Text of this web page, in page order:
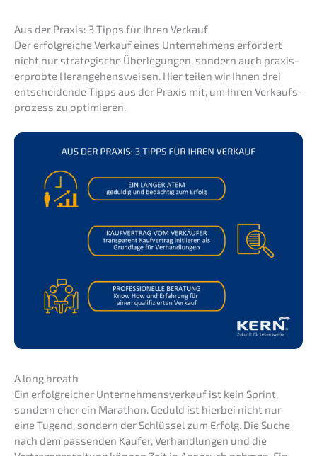
Aus der Praxis: 3 Tipps für Ihren Verkauf
Der erfolg­rei­che Verkauf eines Unter­neh­mens erfor­dert
nicht nur strate­gi­sche Überle­gun­gen, sondern auch praxis­
er­prob­te Heran­ge­hens­wei­sen. Hier teilen wir Ihnen drei
entschei­den­de Tipps aus der Praxis mit, um Ihren Verkaufs­
pro­zess zu optimieren.
A long breath
Ein erfolg­rei­cher Unter­nehmens­verkauf ist kein Sprint,
sondern eher ein Marathon. Geduld ist hierbei nicht nur
eine Tugend, sondern der Schlüs­sel zum Erfolg. Die Suche
nach dem passen­den Käufer, Verhand­lun­gen und die